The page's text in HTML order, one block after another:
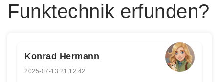
Funktechnik erfunden?
Konrad Hermann
2025-07-13 21:12:42